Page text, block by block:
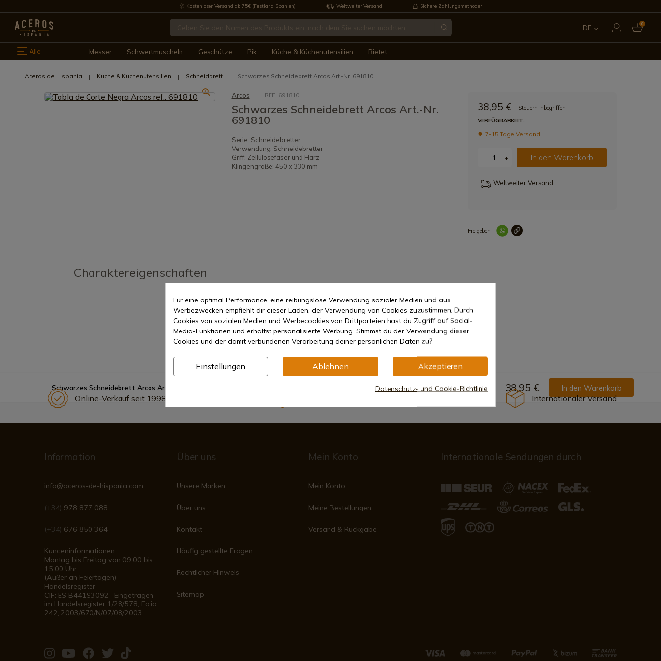
Kostenloser Versand ab 75€ (Festland Spanien) Weltweiter Versand Sichere Zahlungsmethoden
DE 0
Alle Messer Schwertmuscheln Geschütze Pik Küche & Küchenutensilien Bietet
Aceros de Hispania Küche & Küchenutensilien Schneidbrett Schwarzes Schneidebrett Arcos Art.-Nr. 691810
Arcos REF: 691810
Schwarzes Schneidebrett Arcos Art.-Nr.
691810
Serie: Schneidebretter
Verwendung: Schneidebretter
Griff: Zellulosefaser und Harz
Klingengröße: 450 x 330 mm
38,95 €
Steuern inbegriffen
VERFÜGBARKEIT:
7-15 Tage Versand
- + In den Warenkorb
Weltweiter Versand
Freigeben
Charaktereigenschaften
Schwarzes Schneidebrett Arcos Art.-Nr. 691810 38,95 € In den Warenkorb
Online-Verkauf seit 1998 Internationaler Versand
Information
info@aceros-de-hispania.com
(+34) 978 877 088
(+34) 676 850 364
Kundeninformationen
Montag bis Freitag von 09:00 bis
15:00 Uhr
(Außer an Feiertagen)
Handelsregister
CIF: ES B44193092 · Eingetragen
im Handelsregister 1/28/578, Folio
242, 2003/670/N/07/08/2003
Über uns
Unsere Marken
Über uns
Kontakt
Häufig gestellte Fragen
Rechtlicher Hinweis
Sitemap
Mein Konto
Mein Konto
Meine Bestellungen
Versand & Rückgabe
Internationale Sendungen durch
Für eine optimal Performance, eine reibungslose Verwendung sozialer Medien und aus
Werbezwecken empfiehlt dir dieser Laden, der Verwendung von Cookies zuzustimmen. Durch
Cookies von sozialen Medien und Werbecookies von Drittparteien hast du Zugriff auf Social-
Media-Funktionen und erhältst personalisierte Werbung. Stimmst du der Verwendung dieser
Cookies und der damit verbundenen Verarbeitung deiner persönlichen Daten zu?
Einstellungen Ablehnen Akzeptieren
Datenschutz- und Cookie-Richtlinie